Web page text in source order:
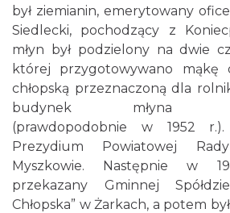
był ziemianin, emerytowany
Siedlecki, pochodzący z
młyn był podzielony na dwie
której przygotowywano mąkę
chłopską przeznaczoną dla
budynek młyna
(prawdopodobnie w 1952 r.).
Prezydium Powiatowej
Myszkowie. Następnie w
przekazany Gminnej
Chłopska” w Żarkach, a potem